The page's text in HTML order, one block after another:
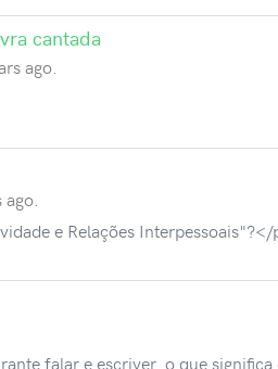
cantada
ago.
e Relações
falar e escriver. o que